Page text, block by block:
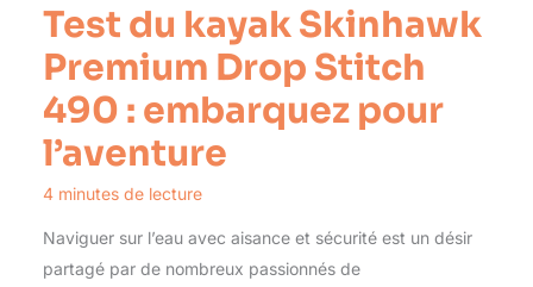
Test du kayak Skinhawk
Premium Drop Stitch
490 : embarquez pour
l’aventure
4 minutes de lecture
Naviguer sur l’eau avec aisance et sécurité est un désir
partagé par de nombreux passionnés de